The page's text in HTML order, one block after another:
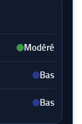
Modéré
Bas
Bas